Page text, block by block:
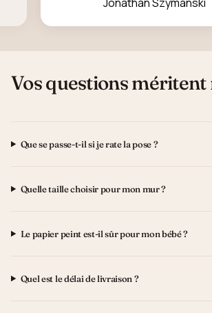
Vos questions méritent
Que se passe-t-il si je rate la pose ?
Quelle taille choisir pour mon mur ?
Le papier peint est-il sûr pour mon bébé ?
Quel est le délai de livraison ?